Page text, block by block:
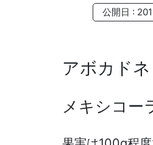
公開日 :
アボカド
メキシコー